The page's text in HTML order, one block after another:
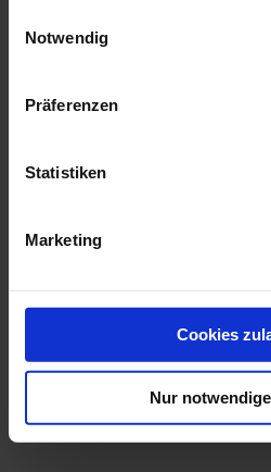
Notwendig
Präferenzen
Statistiken
Marketing
Cookies
Nur
Easter Egg, Butterfly,
$82.00
we think